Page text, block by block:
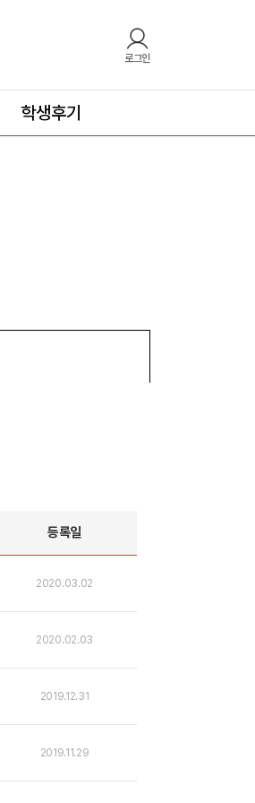
로그인
학생후기
등록일
2020.03.02
2020.02.03
2019.12.31
2019.11.29